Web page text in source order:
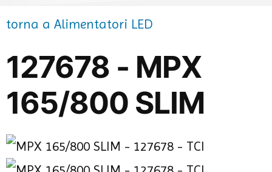
torna a Alimentatori LED
127678 - MPX
165/800 SLIM